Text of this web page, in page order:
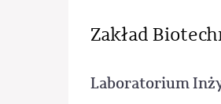
Zakład
Laboratorium